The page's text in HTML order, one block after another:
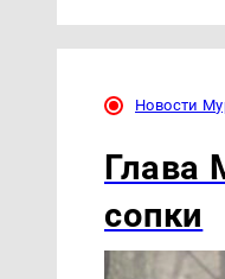
Новости
Глава
сопки